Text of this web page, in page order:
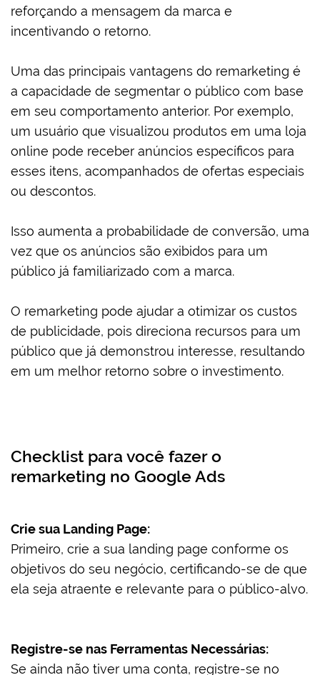
reforçando a mensagem da marca e
incentivando o retorno.
Uma das principais vantagens do remarketing é
a capacidade de segmentar o público com base
em seu comportamento anterior. Por exemplo,
um usuário que visualizou produtos em uma loja
online pode receber anúncios específicos para
esses itens, acompanhados de ofertas especiais
ou descontos.
Isso aumenta a probabilidade de conversão, uma
vez que os anúncios são exibidos para um
público já familiarizado com a marca.
O remarketing pode ajudar a otimizar os custos
de publicidade, pois direciona recursos para um
público que já demonstrou interesse, resultando
em um melhor retorno sobre o investimento.
Checklist para você fazer o
remarketing no Google Ads
Crie sua Landing Page:
Primeiro, crie a sua landing page conforme os
objetivos do seu negócio, certificando-se de que
ela seja atraente e relevante para o público-alvo.
Registre-se nas Ferramentas Necessárias:
Se ainda não tiver uma conta, registre-se no